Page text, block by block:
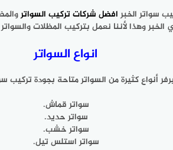
سواتر الخبرافضل شركات تركيب السواتر
وهذا لأننا نعمل بتركيب المظلات
انواع السواتر
أنواع كثيرة من السواتر متاحة بجودة تركيب
سواتر قماش.
سواتر حديد.
سواتر خشب.
سواتر استلس تيل.